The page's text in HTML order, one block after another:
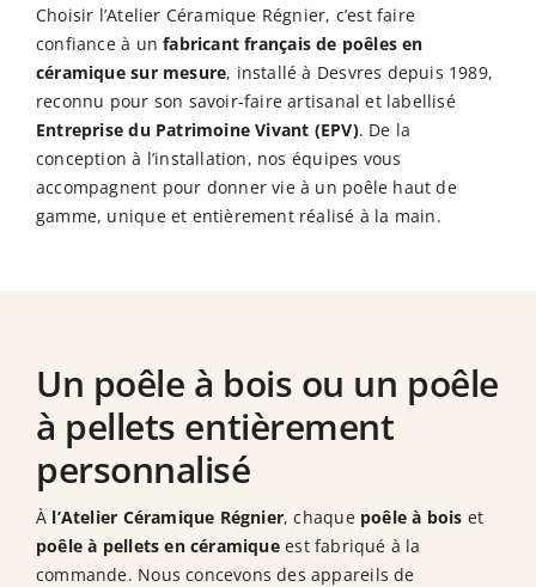
Choisir l’Atelier Céramique Régnier, c’est faire
confiance à unfabricant français de poêles en
céramique sur mesure, installé à Desvres depuis 1989,
reconnu pour son savoir-faire artisanal et labellisé
Entreprise du Patrimoine Vivant (EPV). De la
conception à l’installation, nos équipes vous
accompagnent pour donner vie à un poêle haut de
gamme, unique et entièrement réalisé à la main.
Un poêle à bois ou un poêle
à pellets entièrement
personnalisé
À l’Atelier Céramique Régnier, chaque poêle à bois et
poêle à pellets en céramiqueest fabriqué à la
commande. Nous concevons des appareils de